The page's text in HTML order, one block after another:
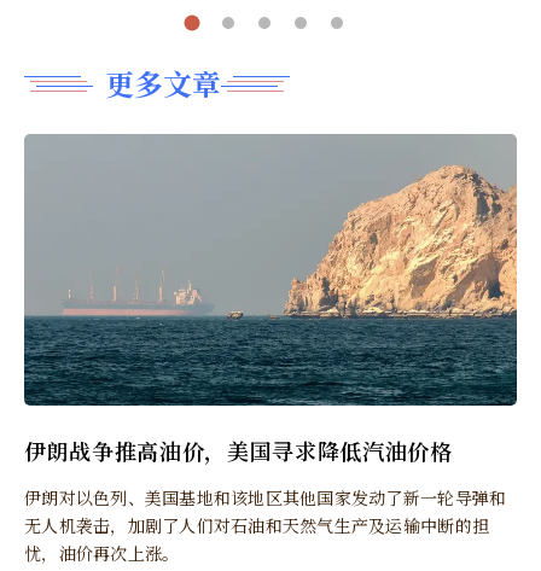
更多文章
伊朗战争推高油价，美国寻求降低汽油价格
伊朗对以色列、美国基地和该地区其他国家发动了新一轮导弹和
无人机袭击，加剧了人们对石油和天然气生产及运输中断的担
忧，油价再次上涨。